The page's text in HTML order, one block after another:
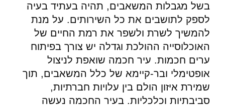
בשל מגבלות המשאבים, תהיה בעתיד בעיה
לספק לתושבים את כל השירותים. על מנת
להמשיך לשרת ולשפר את רמת החיים של
האוכלוסייה ההולכת וגדלה יש צורך בפיתוח
ערים חכמות. עיר חכמה שואפת לניצול
אופטימלי ובר-קיימא של כלל המשאבים, תוך
שמירת איזון הולם בין עלויות חברתיות,
סביבתיות וכלכליות. בעיר החכמה נעשה